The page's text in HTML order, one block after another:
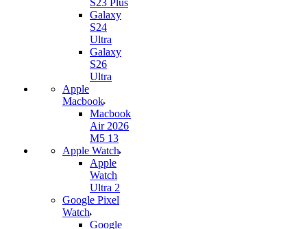
S23 Plus
Galaxy
S24
Ultra
Galaxy
S26
Ultra
Apple
Macbook
Macbook
Air 2026
M5 13
Apple Watch
Apple
Watch
Ultra 2
Google Pixel
Watch
Google